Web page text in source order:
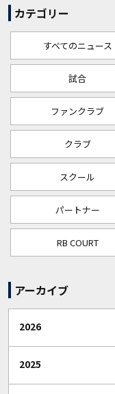
カテゴリー
すべてのニュース
試合
ファンクラブ
クラブ
スクール
パートナー
RB COURT
アーカイブ
2026
2025